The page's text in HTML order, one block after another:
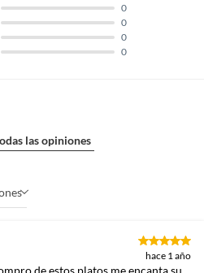
lavavajillas según el material.
No exponer a cambios bruscos
de temperatura. Usar solo para
fabricante
467225
0
0
0
0
las opiniones
hace 1 año
de estos platos me encanta su